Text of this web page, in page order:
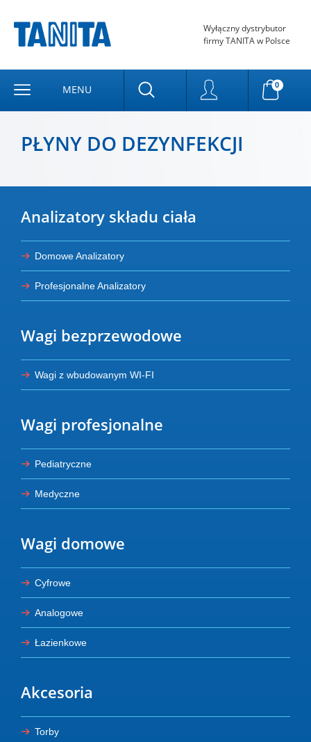
Wyłączny dystrybutor
firmy TANITA w Polsce
MENU 0
PŁYNY DO DEZYNFEKCJI
Analizatory składu ciała
Domowe Analizatory
Profesjonalne Analizatory
Wagi bezprzewodowe
Wagi z wbudowanym WI-FI
Wagi profesjonalne
Pediatryczne
Medyczne
Wagi domowe
Cyfrowe
Analogowe
Łazienkowe
Akcesoria
Torby